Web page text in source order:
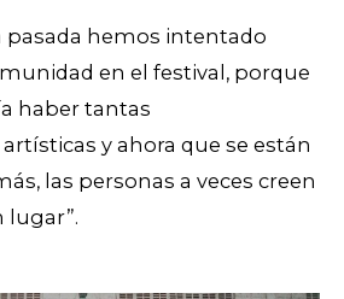
pasada hemos intentado
en el festival, porque
haber tantas
y ahora que se están
las personas a veces creen
lugar”.